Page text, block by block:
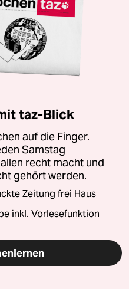
taz-Blick
auf die Finger.
Samstag
recht macht und
gehört werden.
Zeitung frei Haus
inkl. Vorlesefunktion